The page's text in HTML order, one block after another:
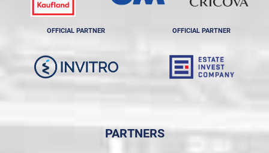
OFFICIAL PARTNER OFFICIAL PARTNER
PARTNERS